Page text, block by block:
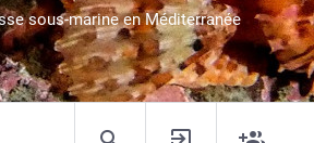
sous-marine en Méditerranée